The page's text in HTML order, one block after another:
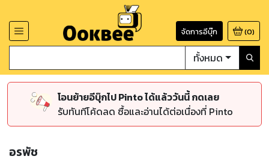
จัดการอีบุ๊ก (0)
ทั้งหมด
โอนย้ายอีบุ๊กไป Pinto ได้แล้ววันนี้ กดเลย
รับทันทีโค้ดลด ซื้อและอ่านได้ต่อเนื่องที่ Pinto
อรพัช